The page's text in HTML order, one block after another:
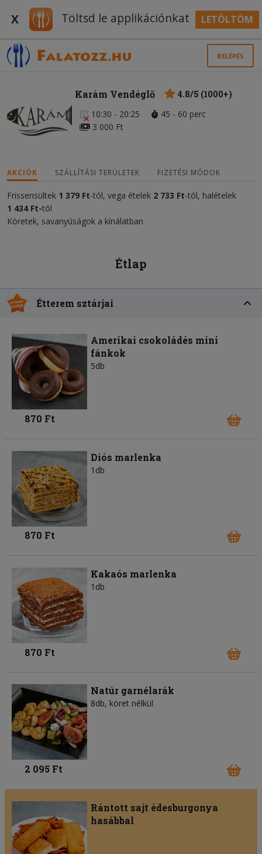
X Töltsd le applikációnkat LETÖLTÖM
BELÉPÉS
Karám Vendéglő
4.8/5 (1000+)
10:30 - 20:25
45 - 60 perc
3 000 Ft
AKCIÓK SZÁLLÍTÁSI TERÜLETEK FIZETÉSI MÓDOK
Frissensültek 1 379 Ft-tól, vega ételek 2 733 Ft-tól, halételek
1 434 Ft-tól
Köretek, savanyúságok a kínálatban
Étlap
Étterem sztárjai
Amerikai csokoládés mini
fánkok
5db
870 Ft
Diós marlenka
1db
870 Ft
Kakaós marlenka
1db
870 Ft
Natúr garnélarák
8db, köret nélkül
2 095 Ft
Rántott sajt édesburgonya
hasábbal